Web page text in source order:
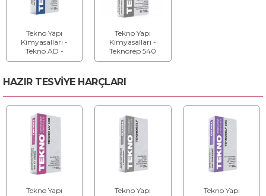
Tekno Yapı
Kimyasalları -
Tekno AD -
Aderans Artırıcı
Tekno Yapı
Kimyasalları -
Teknorep 540
Doğal Hidrolik
Harcı
HAZIR TESVİYE HARÇLARI
Tekno Yapı
Tekno Yapı
Tekno Yapı